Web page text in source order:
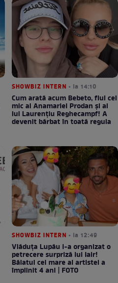
SHOWBIZ INTERN • la 14:10
Cum arată acum Bebeto, fiul cel
mic al Anamariei Prodan și al
lui Laurențiu Reghecampf! A
devenit bărbat în toată regula
SHOWBIZ INTERN • la 12:49
Vlăduța Lupău i-a organizat o
petrecere surpriză lui Iair!
Băiatul cel mare al artistei a
împlinit 4 ani | FOTO